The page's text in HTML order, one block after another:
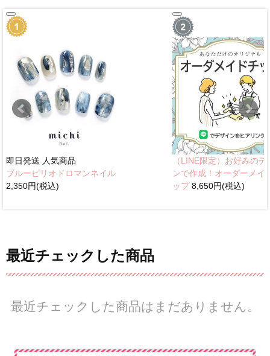
即日発送 人気商品
ブルーピリオドロマンネイル
2,350円(税込)
（LINE限定）お好みのデ
ンで作成！オーダーメイ
ップ8,650円(税込)
最近チェックした商品
最近チェックした商品はまだありません。